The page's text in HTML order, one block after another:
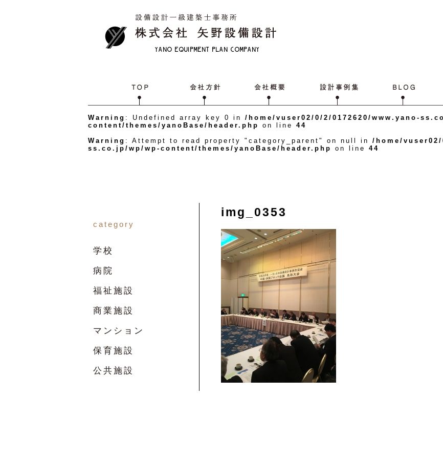
Warning : Undefined array key 0 in /home/vuser02/0/2/0172620/www.yano-
content/themes/yanoBase/header.php
on line 44
Warning : Attempt to read property "category_parent" on null in /home/vuser02/
ss.co.jp/wp/wp-content/themes/yanoBase/header.php
on line 44
img_0353
category
学校
病院
福祉施設
商業施設
マンション
保育施設
公共施設